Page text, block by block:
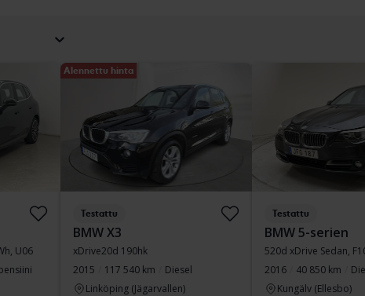
U06
Alennettu hinta
Testattu
BMW X3
xDrive20d 190hk
2015
117 540 km
Diesel
Linköping (Jägarvallen)
Testattu
BMW 5-serien
520d xDrive Sedan,
2016
40 850 km
Kungälv (Ellesbo)